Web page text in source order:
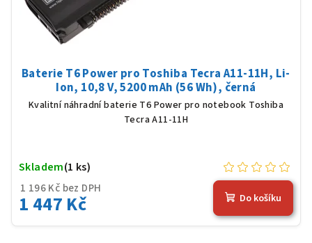
Baterie T6 Power pro Toshiba Tecra A11-11H, Li-
Ion, 10,8 V, 5200 mAh (56 Wh), černá
Kvalitní náhradní baterie T6 Power pro notebook Toshiba
Tecra A11-11H
1 196 Kč bez DPH
1 447 Kč
Skladem(1 ks)
Do košíku